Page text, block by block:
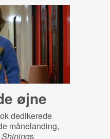
øjne
dedikerede
månelanding,
Shinings